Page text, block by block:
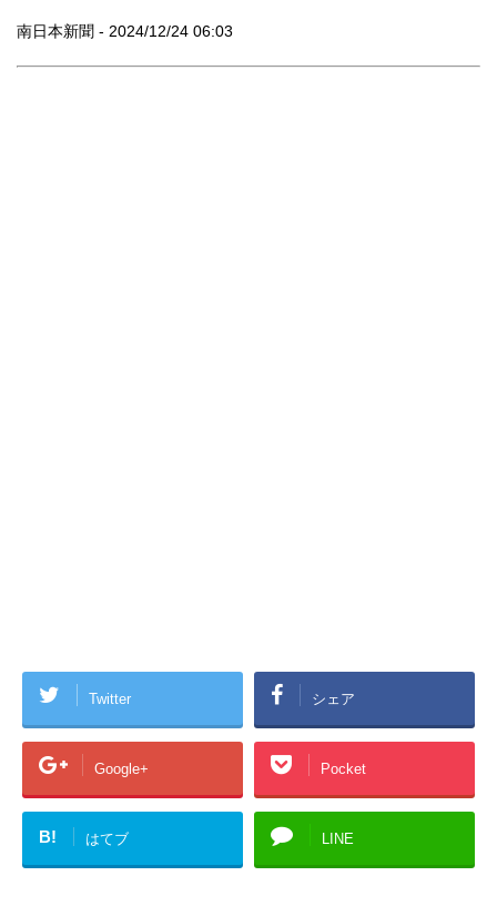
南日本新聞 - 2024/12/24 06:03
Twitter シェア
Google+ Pocket
B! はてブ LINE